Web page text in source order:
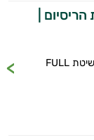
|
אבקת רעמת האריה ממקור אורגני בשיטת FULL